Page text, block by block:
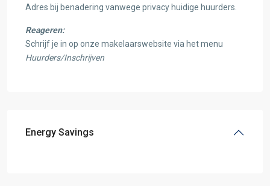
Adres bij benadering vanwege privacy huidige huurders.
Reageren:
Schrijf je in op onze makelaarswebsite via het menu
Huurders/Inschrijven
Energy Savings